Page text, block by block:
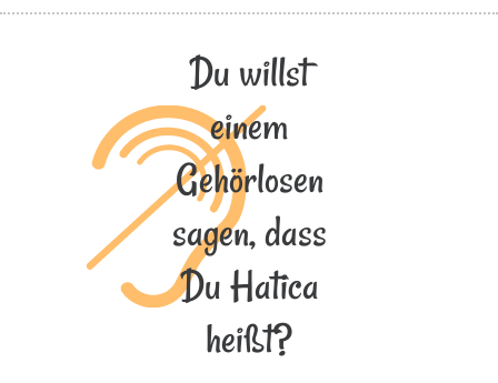
Du willst
einem
Gehörlosen
sagen, dass
Du Hatica
heißt?